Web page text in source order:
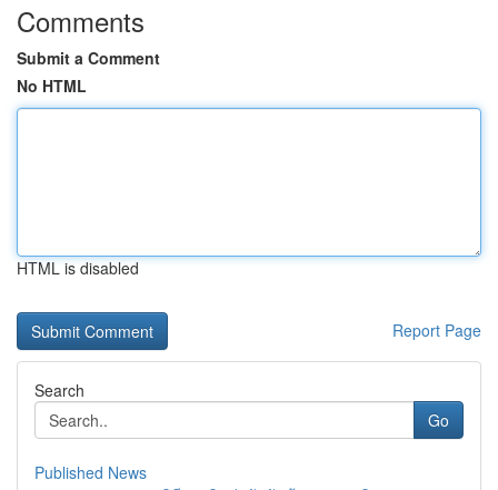
Comments
Submit a Comment
No HTML
HTML is disabled
Report Page
Search
Go
Published News